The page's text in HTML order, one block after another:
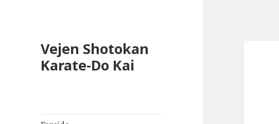
Vejen Shotokan
Karate-Do Kai